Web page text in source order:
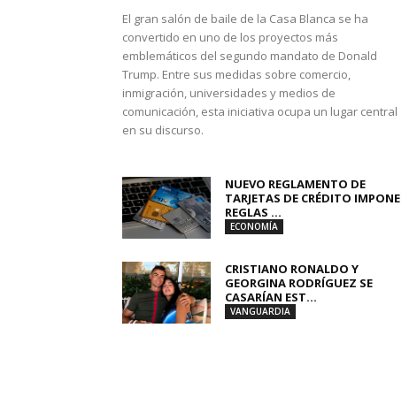
El gran salón de baile de la Casa Blanca se ha
convertido en uno de los proyectos más
emblemáticos del segundo mandato de Donald
Trump. Entre sus medidas sobre comercio,
inmigración, universidades y medios de
comunicación, esta iniciativa ocupa un lugar central
en su discurso.
NUEVO REGLAMENTO DE
TARJETAS DE CRÉDITO IMPONE
REGLAS ...
ECONOMÍA
CRISTIANO RONALDO Y
GEORGINA RODRÍGUEZ SE
CASARÍAN EST...
VANGUARDIA